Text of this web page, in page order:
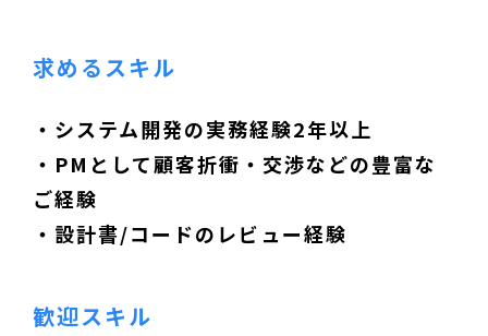
求めるスキル
・システム開発の実務経験2年以上
・PMとして顧客折衝・交渉などの豊富な
ご経験
・設計書/コードのレビュー経験
歓迎スキル